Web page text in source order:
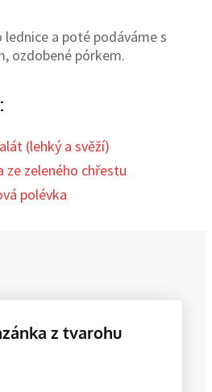
lednice a poté podáváme s
ozdobené pórkem.
(lehký a svěží)
ze zeleného chřestu
polévka
z tvarohu